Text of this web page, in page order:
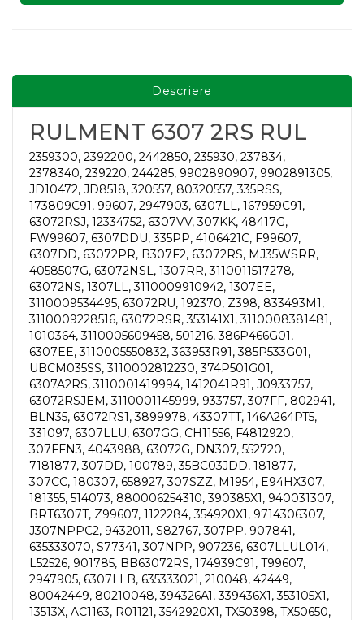
Descriere
RULMENT 6307 2RS RUL
2359300, 2392200, 2442850, 235930, 237834,
2378340, 239220, 244285, 9902890907, 9902891305,
JD10472, JD8518, 320557, 80320557, 335RSS,
173809C91, 99607, 2947903, 6307LL, 167959C91,
63072RSJ, 12334752, 6307VV, 307KK, 48417G,
FW99607, 6307DDU, 335PP, 4106421C, F99607,
6307DD, 63072PR, B307F2, 63072RS, MJ35WSRR,
4058507G, 63072NSL, 1307RR, 3110011517278,
63072NS, 1307LL, 3110009910942, 1307EE,
3110009534495, 63072RU, 192370, Z398, 833493M1,
3110009228516, 63072RSR, 353141X1, 3110008381481,
1010364, 3110005609458, 501216, 386P466G01,
6307EE, 3110005550832, 363953R91, 385P533G01,
UBCM035SS, 3110002812230, 374P501G01,
6307A2RS, 3110001419994, 1412041R91, J0933757,
63072RSJEM, 3110001145999, 933757, 307FF, 802941,
BLN35, 63072RS1, 3899978, 43307TT, 146A264PT5,
331097, 6307LLU, 6307GG, CH11556, F4812920,
307FFN3, 4043988, 63072G, DN307, 552720,
7181877, 307DD, 100789, 35BC03JDD, 181877,
307CC, 180307, 658927, 307SZZ, M1954, E94HX307,
181355, 514073, 880006254310, 390385X1, 940031307,
BRT6307T, Z99607, 1122284, 354920X1, 9714306307,
J307NPPC2, 9432011, S82767, 307PP, 907841,
635333070, S77341, 307NPP, 907236, 6307LLUL014,
L52526, 901785, BB63072RS, 174939C91, T99607,
2947905, 6307LLB, 635333021, 210048, 42449,
80042449, 80210048, 394326A1, 339436X1, 353105X1,
13513X, AC1163, R01121, 3542920X1, TX50398, TX50650,